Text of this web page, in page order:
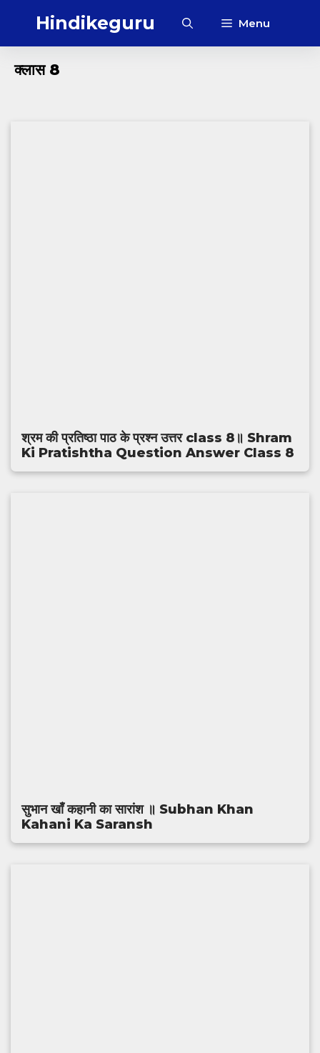
Hindikeguru Menu
क्लास 8
श्रम की प्रतिष्ठा पाठ के प्रश्न उत्तर class 8॥ Shram
Ki Pratishtha Question Answer Class 8
सुभान खाँ कहानी का सारांश ॥ Subhan Khan
Kahani Ka Saransh